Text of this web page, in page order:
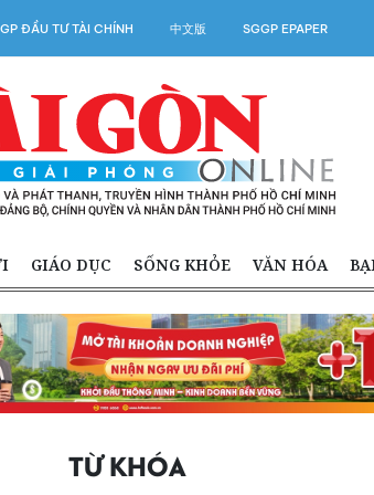
ĐẦU TƯ TÀI CHÍNH 中文版 SGGP EPAPER
GIÁO DỤC SỐNG KHỎE VĂN HÓA
TỪ KHÓA